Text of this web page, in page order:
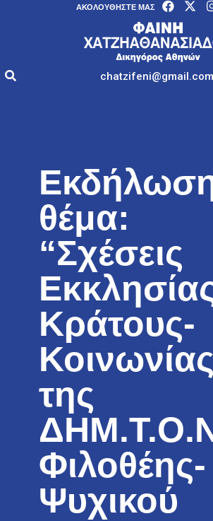
AΚΟΛΟΥΘΉΣΤΕ ΜΑΣ
chatzifeni@gmail.com
θέμα:
“Σχέσεις
Κράτους-
της
Φιλοθέης-
Ψυχικού